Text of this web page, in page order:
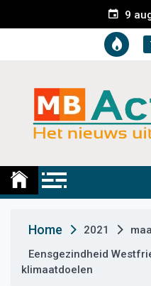
e
t
9
Medemblik
Home 2021
Eensgezindheid
klimaatdoelen